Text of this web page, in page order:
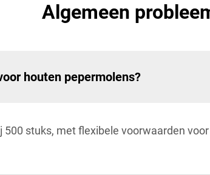
Algemeen
houten pepermolens?
stuks, met flexibele voorwaarden